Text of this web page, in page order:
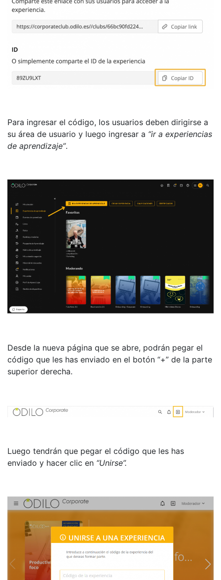
Para ingresar el código, los usuarios deben dirigirse a
su área de usuario y luego ingresar a “ir a experiencias
de aprendizaje”.
Desde la nueva página que se abre, podrán pegar el
código que les has enviado en el botón “+” de la parte
superior derecha.
Luego tendrán que pegar el código que les has
enviado y hacer clic en “Unirse”.